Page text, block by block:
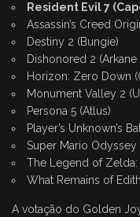
Resident Evil 7
Assassin’s Creed
Destiny 2 (Bungie)
Dishonored 2 (Arkane
Horizon: Zero Down
Monument Valley 2
Persona 5 (Atlus)
Player’s Unknown’s
Super Mario Odyssey
The Legend of
What Remains of
A votação do Golden